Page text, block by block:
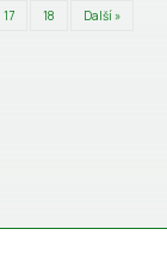
17 18 Další »